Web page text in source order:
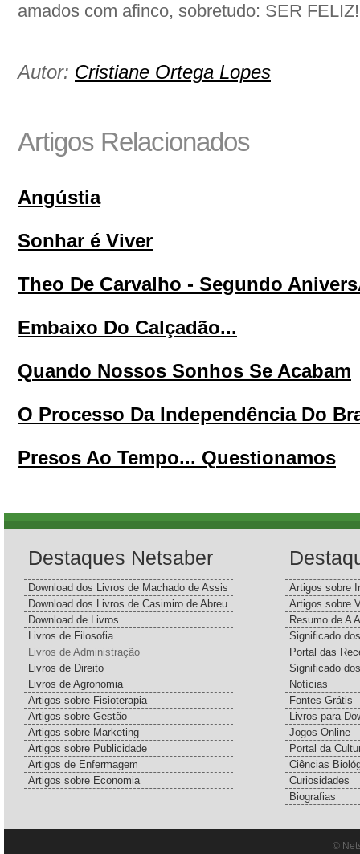
amados com afinco, sobretudo: SER
Autor: Cristiane Ortega Lopes
Artigos Relacionados
Angústia
Sonhar é Viver
Theo De Carvalho - Segundo
Embaixo Do Calçadão...
Quando Nossos Sonhos Se Acabam
O Processo Da Independência Do
Presos Ao Tempo... Questionamos
Destaques Netsaber
Download dos Livros de Machado de Assis
Download dos Livros de Casimiro de Abreu
Download de Livros
Livros de Filosofia
Livros de Administração
Livros de Direito
Livros de Agronomia
Artigos sobre Fisioterapia
Artigos sobre Gestão
Artigos sobre Marketing
Artigos sobre Publicidade
Artigos de Enfermagem
Artigos sobre Economia
Artigos sobre
Artigos sobre
Resumo de A
Significado
Portal das
Significado
Notícias
Fontes Grátis
Livros para
Jogos Online
Portal da
Ciências
Curiosidades
Biografias
©